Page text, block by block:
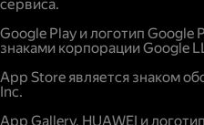
сервиса.
Google Play и логотип Google
знаками корпорации Google
App Store является знаком
Inc.
App Gallery, HUAWEI и